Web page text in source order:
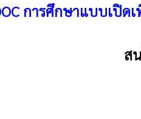
การศึกษาแบบเปิด
ส